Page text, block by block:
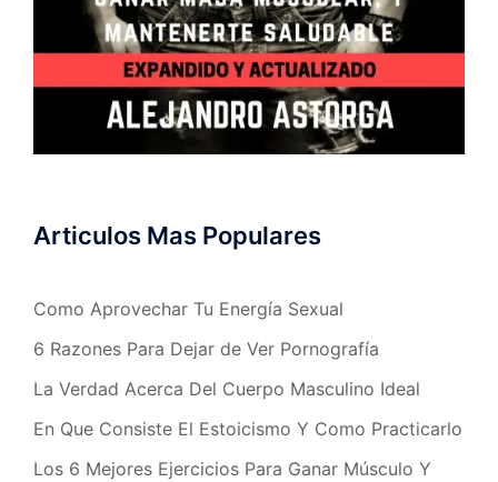
Articulos Mas Populares
Como Aprovechar Tu Energía Sexual
6 Razones Para Dejar de Ver Pornografía
La Verdad Acerca Del Cuerpo Masculino Ideal
En Que Consiste El Estoicismo Y Como Practicarlo
Los 6 Mejores Ejercicios Para Ganar Músculo Y